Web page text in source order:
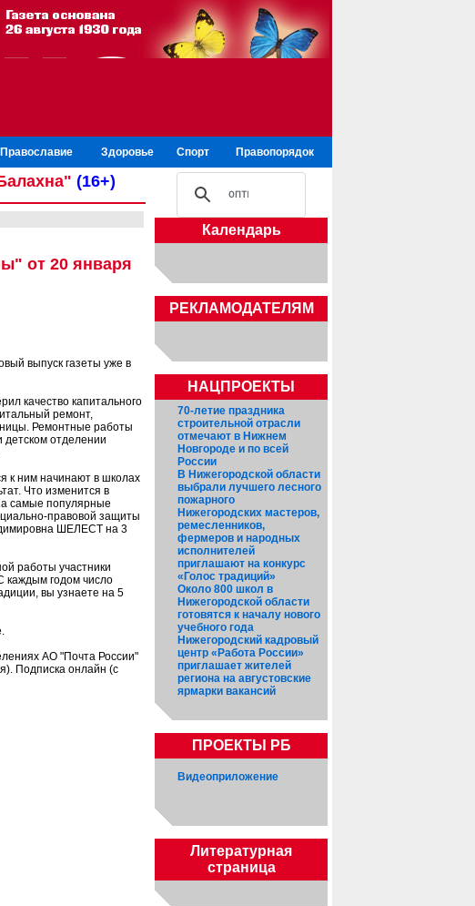
Православие Здоровье Спорт Правопорядок
(16+)
от 20 января
выпуск газеты уже в
качество капитального
ремонт,
Ремонтные работы
отделении
к ним начинают в школах
Что изменится в
самые популярные
правовой защиты
ШЕЛЕСТ на 3
работы участники
каждым годом число
вы узнаете на 5
АО "Почта России"
Подписка онлайн (с
Календарь
РЕКЛАМОДАТЕЛЯМ
НАЦПРОЕКТЫ
70-летие праздника
строительной отрасли
отмечают в Нижнем
Новгороде и по всей
России
В Нижегородской области
выбрали лучшего лесного
пожарного
Нижегородских мастеров,
ремесленников,
фермеров и народных
исполнителей
приглашают на конкурс
«Голос традиций»
Около 800 школ в
Нижегородской области
готовятся к началу нового
учебного года
Нижегородский кадровый
центр «Работа России»
приглашает жителей
региона на августовские
ярмарки вакансий
ПРОЕКТЫ РБ
Видеоприложение
Литературная
страница